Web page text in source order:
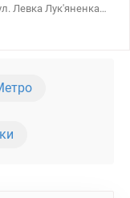
Левка Лук'яненка
пластикові. На
До